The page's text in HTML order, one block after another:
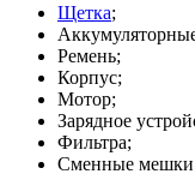
Щетка;
Ремень;
Корпус;
Мотор;
Зарядное
Фильтра;
Сменные мешки